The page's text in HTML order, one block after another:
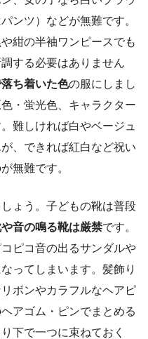
ンツ）などが無難です。
紺の半袖ワンピースでも
する必要はありません
ち着いた色の服にしまし
・蛍光色、キャラクター
難しければ白やベージュ
、できれば紅白など祝い
無難です。
しょう。子どもの靴は普段
音の鳴る靴は厳禁です。
ピコ音の出るサンダルや
ってしまいます。髪飾り
ボンやカラフルなヘアピ
アゴム・ピンでまとめる
下で一つに束ねておく